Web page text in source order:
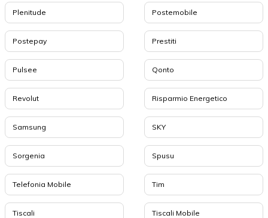
Plenitude Postemobile
Postepay Prestiti
Pulsee Qonto
Revolut Risparmio Energetico
Samsung SKY
Sorgenia Spusu
Telefonia Mobile Tim
Tiscali Tiscali Mobile